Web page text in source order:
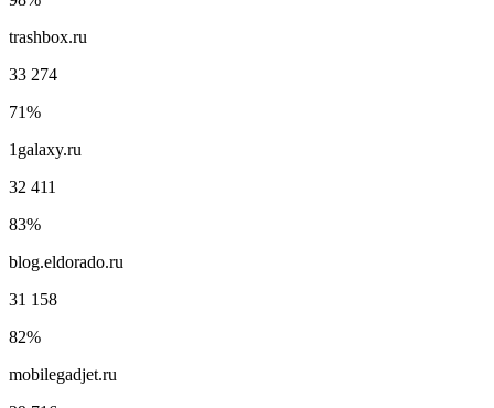
trashbox.ru
33 274
71%
1galaxy.ru
32 411
83%
blog.eldorado.ru
31 158
82%
mobilegadjet.ru